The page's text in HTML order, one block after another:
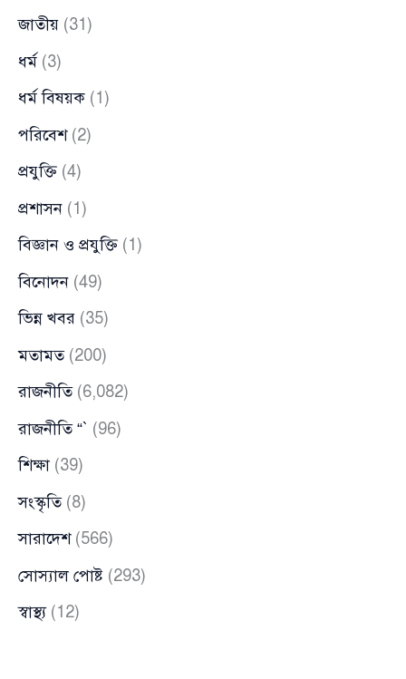
জাতীয় (31)
ধর্ম (3)
ধর্ম বিষয়ক (1)
পরিবেশ(2)
প্রযুক্তি (4)
প্রশাসন (1)
বিজ্ঞান ও প্রযুক্তি (1)
বিনোদন (49)
ভিন্ন খবর (35)
মতামত(200)
রাজনীতি(6,082)
রাজনীতি “` (96)
শিক্ষা (39)
সংস্কৃতি(8)
সারাদেশ(566)
সোস্যাল পোষ্ট (293)
স্বাস্থ্য(12)